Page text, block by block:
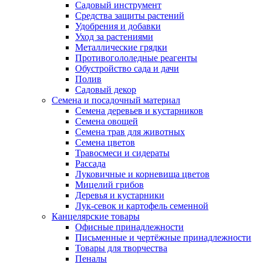
Садовый инструмент
Средства защиты растений
Удобрения и добавки
Уход за растениями
Металлические грядки
Противогололедные реагенты
Обустройство сада и дачи
Полив
Садовый декор
Семена и посадочный материал
Семена деревьев и кустарников
Семена овощей
Семена трав для животных
Семена цветов
Травосмеси и сидераты
Рассада
Луковичные и корневища цветов
Мицелий грибов
Деревья и кустарники
Лук-севок и картофель семенной
Канцелярские товары
Офисные принадлежности
Письменные и чертёжные принадлежности
Товары для творчества
Пеналы